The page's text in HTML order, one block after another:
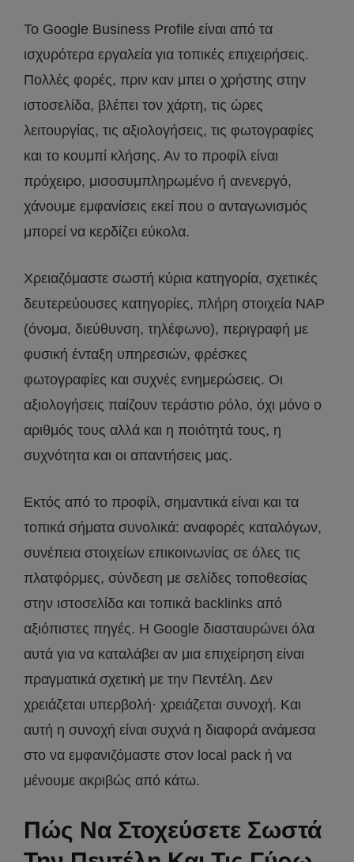
Το Google Business Profile είναι από τα
ισχυρότερα εργαλεία για τοπικές επιχειρήσεις.
Πολλές φορές, πριν καν μπει ο χρήστης στην
ιστοσελίδα, βλέπει τον χάρτη, τις ώρες
λειτουργίας, τις αξιολογήσεις, τις φωτογραφίες
και το κουμπί κλήσης. Αν το προφίλ είναι
πρόχειρο, μισοσυμπληρωμένο ή ανενεργό,
χάνουμε εμφανίσεις εκεί που ο ανταγωνισμός
μπορεί να κερδίζει εύκολα.
Χρειαζόμαστε σωστή κύρια κατηγορία, σχετικές
δευτερεύουσες κατηγορίες, πλήρη στοιχεία NAP
(όνομα, διεύθυνση, τηλέφωνο), περιγραφή με
φυσική ένταξη υπηρεσιών, φρέσκες
φωτογραφίες και συχνές ενημερώσεις. Οι
αξιολογήσεις παίζουν τεράστιο ρόλο, όχι μόνο ο
αριθμός τους αλλά και η ποιότητά τους, η
συχνότητα και οι απαντήσεις μας.
Εκτός από το προφίλ, σημαντικά είναι και τα
τοπικά σήματα συνολικά: αναφορές καταλόγων,
συνέπεια στοιχείων επικοινωνίας σε όλες τις
πλατφόρμες, σύνδεση με σελίδες τοποθεσίας
στην ιστοσελίδα και τοπικά backlinks από
αξιόπιστες πηγές. Η Google διασταυρώνει όλα
αυτά για να καταλάβει αν μια επιχείρηση είναι
πραγματικά σχετική με την Πεντέλη. Δεν
χρειάζεται υπερβολή· χρειάζεται συνοχή. Και
αυτή η συνοχή είναι συχνά η διαφορά ανάμεσα
στο να εμφανιζόμαστε στον local pack ή να
μένουμε ακριβώς από κάτω.
Πώς Να Στοχεύσετε Σωστά